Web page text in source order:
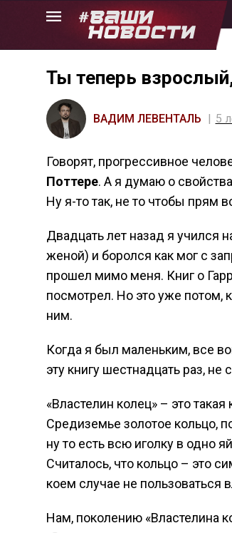
Skip
Ты теперь
ВАДИМ ЛЕВЕНТАЛЬ 5
Говорят, прогрессивное
Поттере. А я думаю о
Ну я-то так, не то чтобы прям
Двадцать лет назад я учился
женой) и боролся как мог с
прошел мимо меня. Книг о
посмотрел. Но это уже потом,
ним.
Когда я был маленьким, все
эту книгу шестнадцать раз, не
«Властелин колец» – это
Средиземье золотое кольцо,
ну то есть всю иголку в одно
Считалось, что кольцо – это
коем случае не пользоваться
Нам, поколению «Властелина